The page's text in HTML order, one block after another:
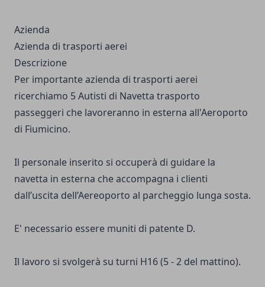
Azienda
Azienda di trasporti aerei
Descrizione
Per importante azienda di trasporti aerei
ricerchiamo 5 Autisti di Navetta trasporto
passeggeri che lavoreranno in esterna all'Aeroporto
di Fiumicino.
Il personale inserito si occuperà di guidare la
navetta in esterna che accompagna i clienti
dall’uscita dell’Aereoporto al parcheggio lunga sosta.
E' necessario essere muniti di patente D.
Il lavoro si svolgerà su turni H16 (5 - 2 del mattino).